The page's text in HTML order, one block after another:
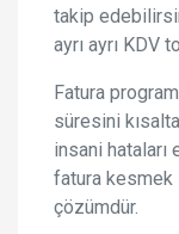
takip
ayrı ayrı KDV
Fatura
süresini
insani hataları
fatura
çözümdür.